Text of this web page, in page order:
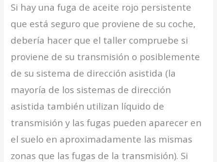
Si hay una fuga de aceite rojo persistente
que está seguro que proviene de su coche,
debería hacer que el taller compruebe si
proviene de su transmisión o posiblemente
de su sistema de dirección asistida (la
mayoría de los sistemas de dirección
asistida también utilizan líquido de
transmisión y las fugas pueden aparecer en
el suelo en aproximadamente las mismas
zonas que las fugas de la transmisión). Si